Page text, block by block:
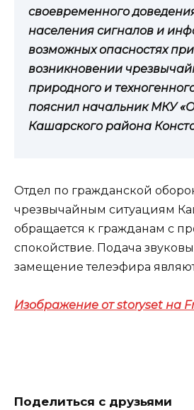
своевременного
населения сигналов и
возможных опасностях
возникновении
природного и
пояснил начальник МКУ
Кашарского района
Отдел по гражданской
чрезвычайным ситуациям
обращается к гражданам с
спокойствие. Подача
замещение телеэфира
Изображение от storyset на
Поделиться с друзьями